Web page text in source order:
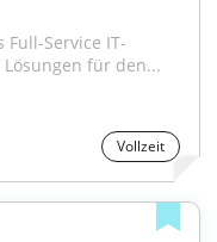
Service IT-
für den...
Vollzeit